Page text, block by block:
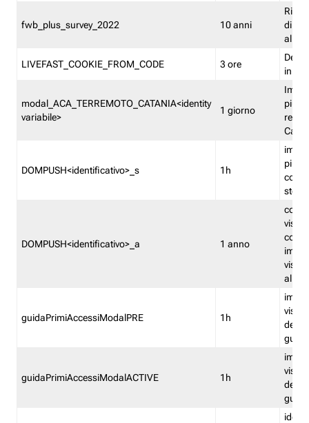
fwb_plus_survey_2022 10 anni
di
LIVEFAST_COOKIE_FROM_CODE 3 ore
in
modal_ACA_TERREMOTO_CATANIA<identity
variabile>
1 giorno
più
DOMPUSH<identificativo>_s 1h
più
DOMPUSH<identificativo>_a 1 anno
guidaPrimiAccessiModalPRE 1h
della
guidaPrimiAccessiModalACTIVE 1h
della